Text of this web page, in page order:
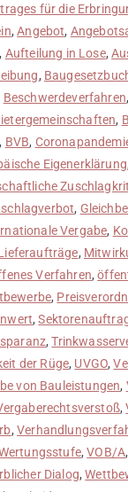
für die
,Angebot,
, Aufteilung in Lose,
,
Beschwerdeverfahren,
,
, BVB,
Eigenerklärung,
,
Vergabe,
,
Verfahren,
,
,
,
der Rüge, UVGO,
von Bauleistungen,
,
,
,VOB/A
Dialog,